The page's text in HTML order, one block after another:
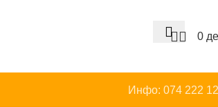
0
Инфо: 074 222